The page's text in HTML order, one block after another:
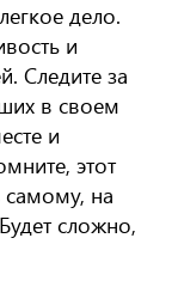
дело.
и
Следите за
в своем
и
этот
на
сложно,